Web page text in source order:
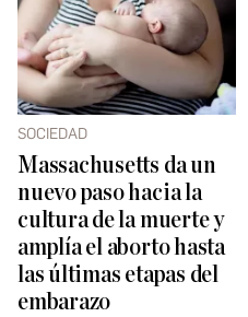
SOCIEDAD
Massachusetts da un
nuevo paso hacia la
cultura de la muerte y
amplía el aborto hasta
las últimas etapas del
embarazo